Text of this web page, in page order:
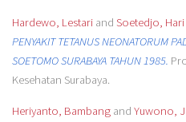
Hardewo, Lestariand Soetedjo, Hari
PENYAKIT TETANUS NEONATORUM
SOETOMO SURABAYA TAHUN 1985.
Kesehatan Surabaya.
Heriyanto, Bambangand Yuwono,